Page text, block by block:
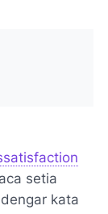
setia
kata